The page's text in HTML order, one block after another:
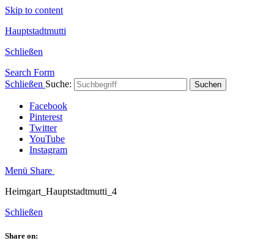
Skip to content
Hauptstadtmutti
Schließen
Search Form
Schließen Suche: Suchen
Facebook
Pinterest
Twitter
YouTube
Instagram
Menü Share
Heimgart_Hauptstadtmutti_4
Schließen
Share on: